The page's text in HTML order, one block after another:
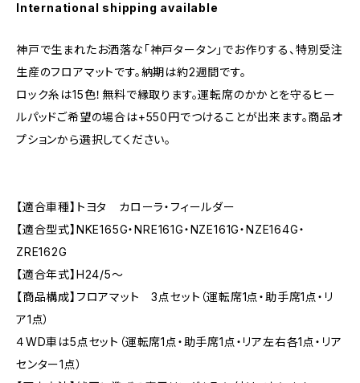
International shipping available
神戸で生まれたお洒落な「神戸タータン」でお作りする、特別受注
生産のフロアマットです。納期は約2週間です。
ロック糸は15色！無料で縁取ります。運転席のかかとを守るヒー
ルパッドご希望の場合は+550円でつけることが出来ます。商品オ
プションから選択してください。
【適合車種】トヨタ カローラ・フィールダー
【適合型式】NKE165G・NRE161G・NZE161G・NZE164G・
ZRE162G
【適合年式】H24/5〜
【商品構成】フロアマット 3点セット（運転席1点・助手席1点・リ
ア1点）
４WD車は5点セット（運転席1点・助手席1点・リア左右各1点・リア
センター1点）